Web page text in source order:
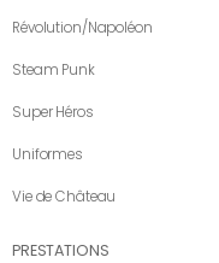
Révolution/Napoléon
Steam Punk
Super Héros
Uniformes
Vie de Château
PRESTATIONS